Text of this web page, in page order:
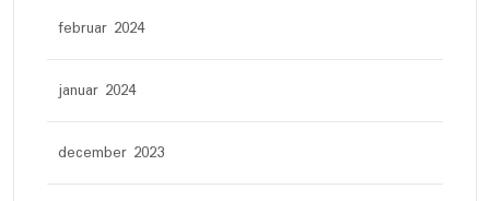
februar 2024
januar 2024
december 2023